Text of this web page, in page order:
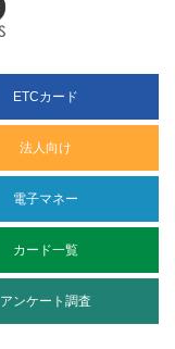
ETCカード
法人向け
電子マネー
カード一覧
アンケート調査